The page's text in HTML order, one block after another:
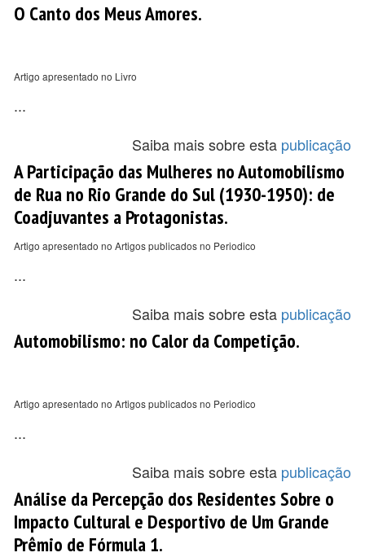
O Canto dos Meus Amores.
Artigo apresentado no Livro
...
Saiba mais sobre esta publicação
A Participação das Mulheres no Automobilismo
de Rua no Rio Grande do Sul (1930-1950): de
Coadjuvantes a Protagonistas.
Artigo apresentado no Artigos publicados no Periodico
...
Saiba mais sobre esta publicação
Automobilismo: no Calor da Competição.
Artigo apresentado no Artigos publicados no Periodico
...
Saiba mais sobre esta publicação
Análise da Percepção dos Residentes Sobre o
Impacto Cultural e Desportivo de Um Grande
Prêmio de Fórmula 1.